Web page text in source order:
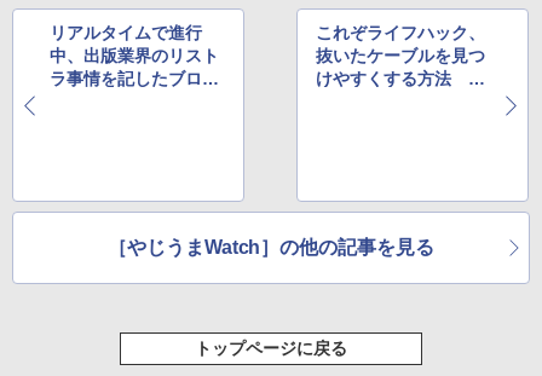
リアルタイムで進行
中、出版業界のリスト
ラ事情を記したブロ
これぞライフハック、
抜いたケーブルを見つ
けやすくする方法 ほ
［やじうまWatch］の他の記事を見る
トップページに戻る